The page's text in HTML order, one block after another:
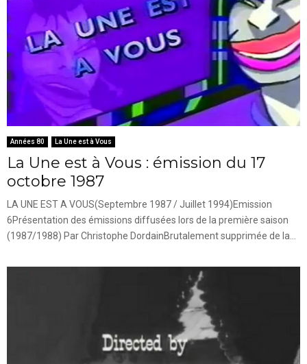
Années 80 La Une est à Vous
La Une est à Vous : émission du 17
octobre 1987
LA UNE EST A VOUS(Septembre 1987 / Juillet 1994)Emission
6Présentation des émissions diffusées lors de la première saison
(1987/1988) Par Christophe DordainBrutalement supprimée de la...